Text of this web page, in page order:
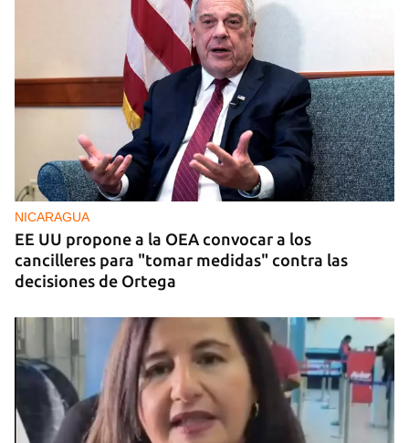
NICARAGUA
EE UU propone a la OEA convocar a los
cancilleres para "tomar medidas" contra las
decisiones de Ortega